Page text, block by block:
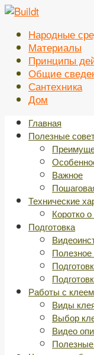
Перейти
контентуНародные
Материалы
Принципы
Общие
Сантехника
Дом
Главная
Полезные
Важное
Технические
Коротко
Подготовка
Работы с клеем
Виды
Выбор
Видео